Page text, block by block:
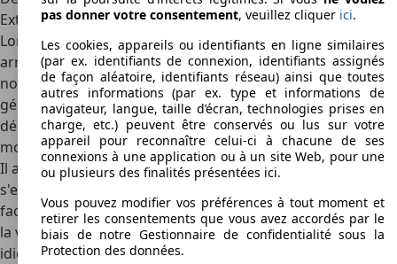
Extérieur
Lorsque l'Auris a remplacé la Corolla en 2006, son design
arrondi et plutôt frappant a suscité des doutes chez de
nombreux acheteurs. Ainsi, lorsque la deuxième
génération de l'Auris a été présentée en 2012, Toyota a
décidé de changer d'approche, car la voiture de taille
moyenne avait soudainement l'airbeaucoup plus modeste
Il a ainsi touché un public nettement plus large, mais ne
s'est évidemment pas distingué par son design. Avec le
facelift de 2015, Toyota a essayé de renverser quelque peu
la vapeur en redonnant à la face avant un design plus
idiosyncratique, mais l'Auris est restée, en un sens, une
pas donner votre consentement, veuillez cliquer ici.
Les cookies, appareils ou identifiants en ligne similaires
(par ex. identifiants de connexion, identifiants assignés
de façon aléatoire, identifiants réseau) ainsi que toutes
autres informations (par ex. type et informations de
navigateur, langue, taille d’écran, technologies prises en
charge, etc.) peuvent être conservés ou lus sur votre
appareil pour reconnaître celui-ci à chacune de ses
connexions à une application ou à un site Web, pour une
ou plusieurs des finalités présentées ici.
Vous pouvez modifier vos préférences à tout moment et
retirer les consentements que vous avez accordés par le
biais de notre Gestionnaire de confidentialité sous la
Protection des données.